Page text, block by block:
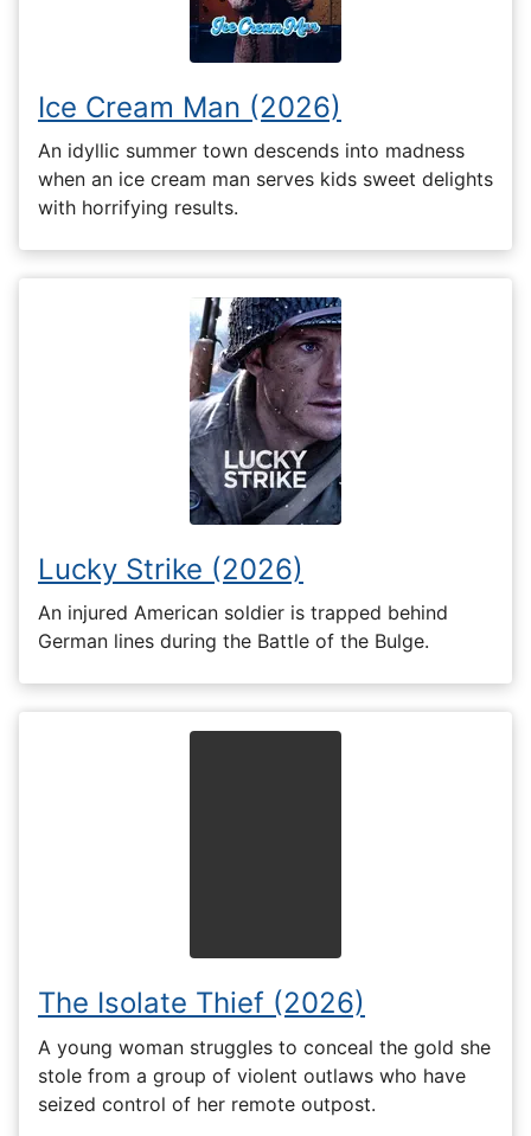
Ice Cream Man (2026)
An idyllic summer town descends into madness
when an ice cream man serves kids sweet delights
with horrifying results.
Lucky Strike (2026)
An injured American soldier is trapped behind
German lines during the Battle of the Bulge.
The Isolate Thief (2026)
A young woman struggles to conceal the gold she
stole from a group of violent outlaws who have
seized control of her remote outpost.